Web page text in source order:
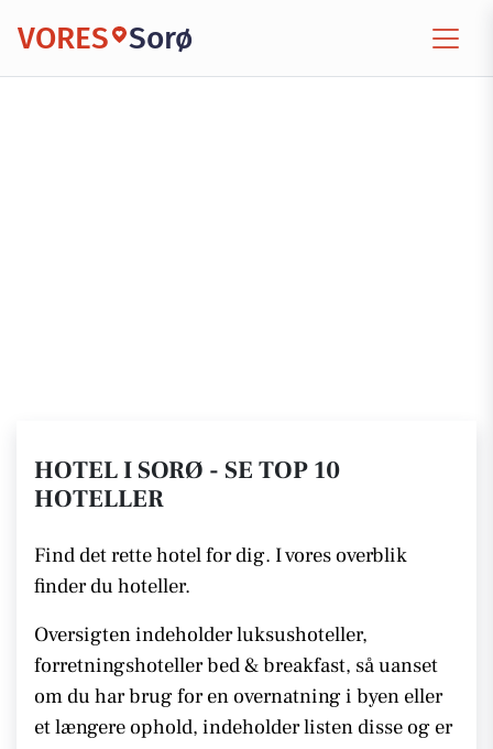
VORES Sorø
HOTEL I SORØ - SE TOP 10
HOTELLER
Find det rette hotel for dig. I vores overblik
finder du hoteller.
Oversigten indeholder luksushoteller,
forretningshoteller bed & breakfast, så uanset
om du har brug for en overnatning i byen eller
et længere ophold, indeholder listen disseog er